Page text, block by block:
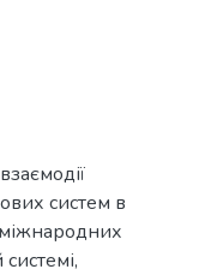
систем в
міжнародних